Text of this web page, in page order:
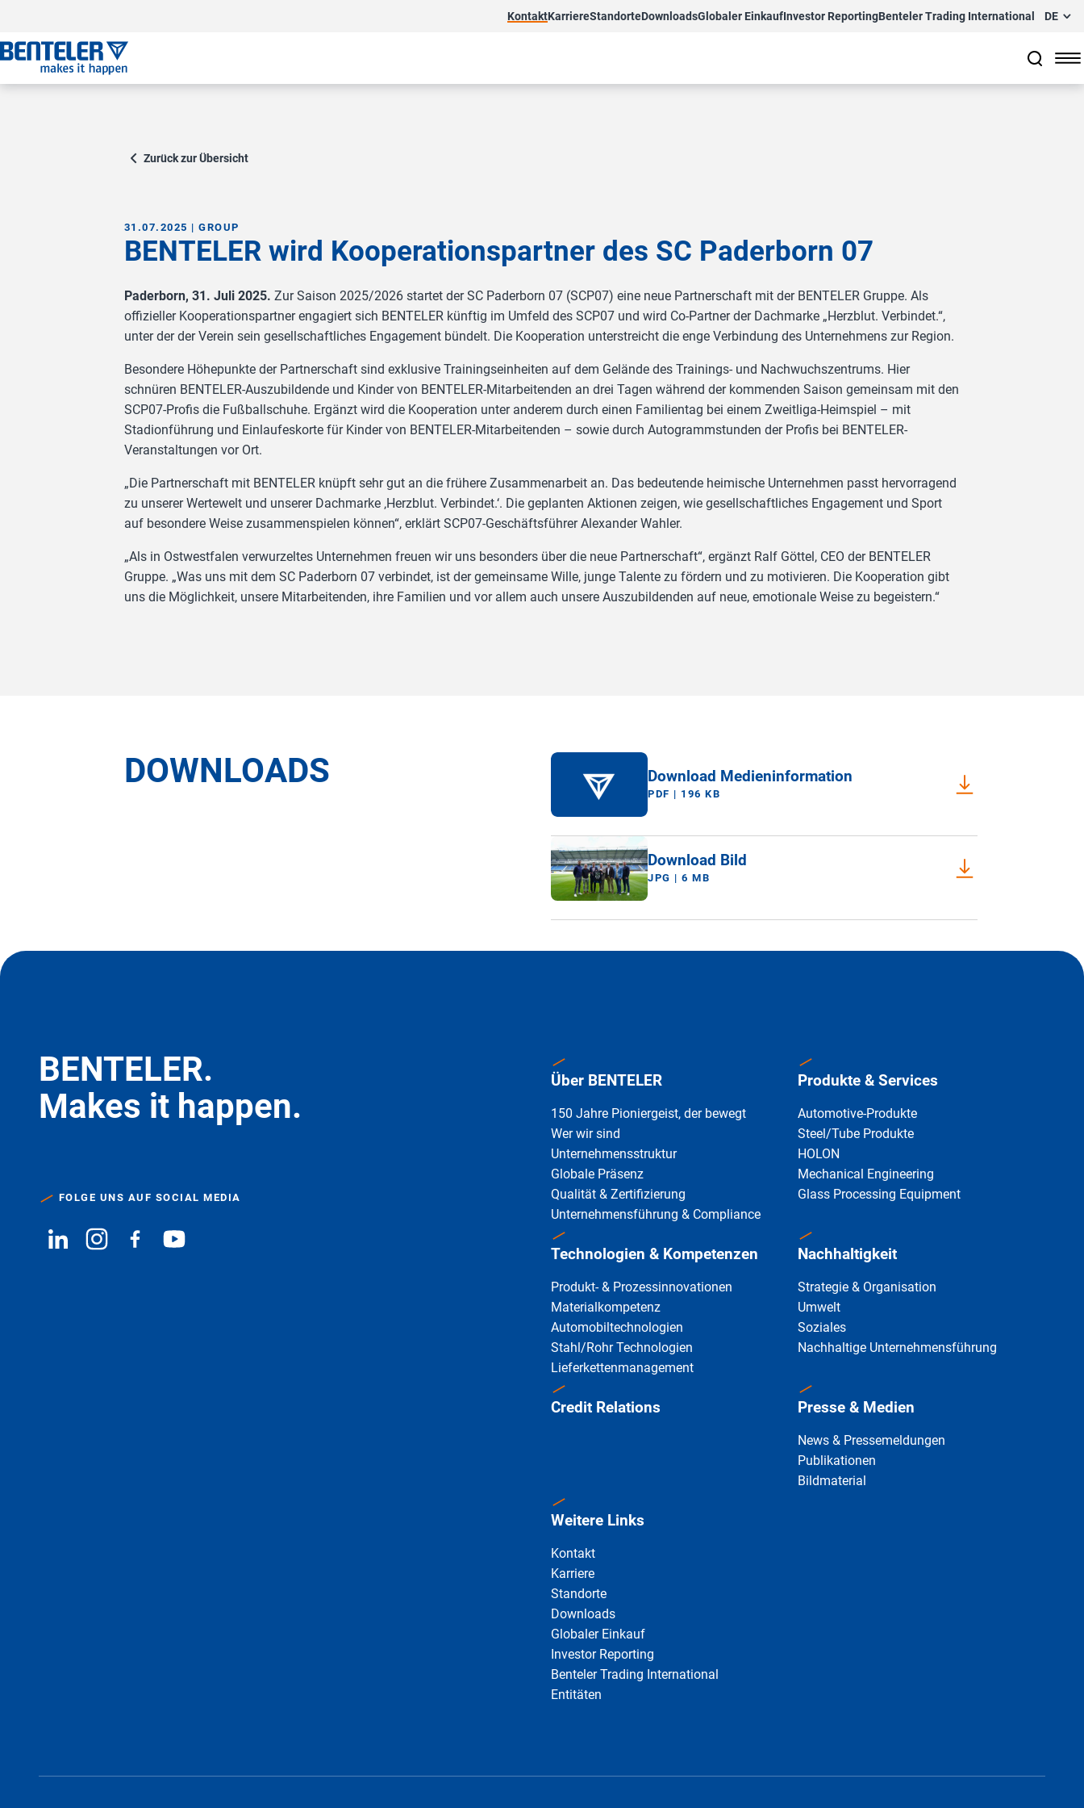
KontaktKarriereStandorteDownloadsGlobaler EinkaufInvestor ReportingBenteler Trading International DE
Zum Hauptinhalt springen
Zum Footer springen
Zum Ende der Navigation springen
Zum Beginn der Navigation springen
Zurück zur Übersicht
31.07.2025 | GROUP
BENTELER wird Kooperationspartner des SC Paderborn 07
Paderborn, 31. Juli 2025. Zur Saison 2025/2026 startet der SC Paderborn 07 (SCP07) eine neue Partnerschaft mit der BENTELER Gruppe. Als
offizieller Kooperationspartner engagiert sich BENTELER künftig im Umfeld des SCP07 und wird Co-Partner der Dachmarke „Herzblut. Verbindet.“,
unter der der Verein sein gesellschaftliches Engagement bündelt. Die Kooperation unterstreicht die enge Verbindung des Unternehmens zur Region.
Besondere Höhepunkte der Partnerschaft sind exklusive Trainingseinheiten auf dem Gelände des Trainings- und Nachwuchszentrums. Hier
schnüren BENTELER-Auszubildende und Kinder von BENTELER-Mitarbeitenden an drei Tagen während der kommenden Saison gemeinsam mit den
SCP07-Profis die Fußballschuhe. Ergänzt wird die Kooperation unter anderem durch einen Familientag bei einem Zweitliga-Heimspiel – mit
Stadionführung und Einlaufeskorte für Kinder von BENTELER-Mitarbeitenden – sowie durch Autogrammstunden der Profis bei BENTELER-
Veranstaltungen vor Ort.
„Die Partnerschaft mit BENTELER knüpft sehr gut an die frühere Zusammenarbeit an. Das bedeutende heimische Unternehmen passt hervorragend
zu unserer Wertewelt und unserer Dachmarke ‚Herzblut. Verbindet.‘. Die geplanten Aktionen zeigen, wie gesellschaftliches Engagement und Sport
auf besondere Weise zusammenspielen können“, erklärt SCP07-Geschäftsführer Alexander Wahler.
„Als in Ostwestfalen verwurzeltes Unternehmen freuen wir uns besonders über die neue Partnerschaft“, ergänzt Ralf Göttel, CEO der BENTELER
Gruppe. „Was uns mit dem SC Paderborn 07 verbindet, ist der gemeinsame Wille, junge Talente zu fördern und zu motivieren. Die Kooperation gibt
uns die Möglichkeit, unsere Mitarbeitenden, ihre Familien und vor allem auch unsere Auszubildenden auf neue, emotionale Weise zu begeistern.“
DOWNLOADS Download Medieninformation
PDF | 196 KB
Download Bild
JPG | 6 MB
BENTELER.
Makes it happen.
FOLGE UNS AUF SOCIAL MEDIA
Über BENTELER
150 Jahre Pioniergeist, der bewegt
Wer wir sind
Unternehmensstruktur
Globale Präsenz
Qualität & Zertifizierung
Unternehmensführung & Compliance
Produkte & Services
Automotive-Produkte
Steel/Tube Produkte
HOLON
Mechanical Engineering
Glass Processing Equipment
Technologien & Kompetenzen
Produkt- & Prozessinnovationen
Materialkompetenz
Automobiltechnologien
Stahl/Rohr Technologien
Lieferkettenmanagement
Nachhaltigkeit
Strategie & Organisation
Umwelt
Soziales
Nachhaltige Unternehmensführung
Credit Relations Presse & Medien
News & Pressemeldungen
Publikationen
Bildmaterial
Weitere Links
Kontakt
Karriere
Standorte
Downloads
Globaler Einkauf
Investor Reporting
Benteler Trading International
Entitäten